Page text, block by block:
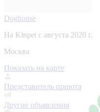
Doghouse
На Kinpet c августа 2020 г.
Москва
Показать на карте
Представитель приюта
Другие объявления